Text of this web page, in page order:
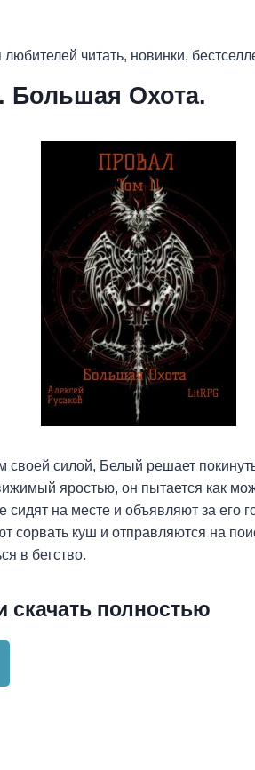
читать, новинки,
Большая Охота.
своей силой, Белый решает
яростью, он пытается как
сидят на месте и объявляют за его
сорвать куш и отправляются на
в бегство.
скачать полностью